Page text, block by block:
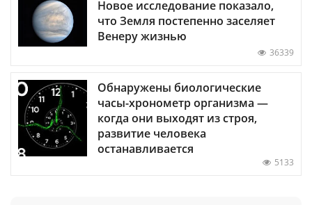
Новое исследование показало,
что Земля постепенно заселяет
Венеру жизнью
36339
Обнаружены биологические
часы-хронометр организма —
когда они выходят из строя,
развитие человека
останавливается
5133